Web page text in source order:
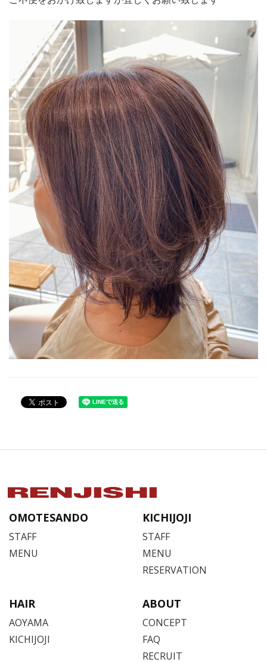
OMOTESANDO
STAFF
MENU
KICHIJOJI
STAFF
MENU
RESERVATION
HAIR
AOYAMA
KICHIJOJI
ABOUT
CONCEPT
FAQ
RECRUIT